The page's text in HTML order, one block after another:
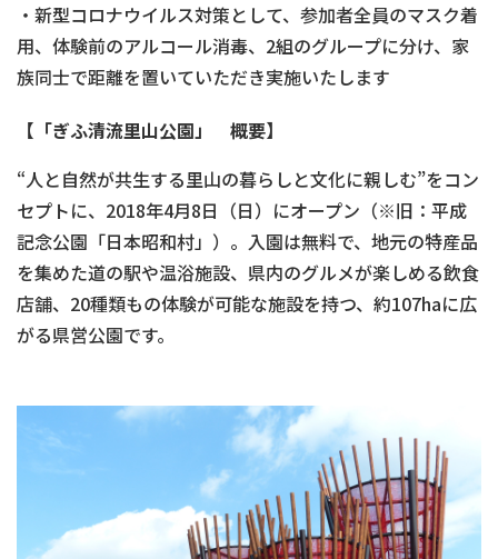
・新型コロナウイルス対策として、参加者全員のマスク着
用、体験前のアルコール消毒、2組のグループに分け、家
族同士で距離を置いていただき実施いたします
【「ぎふ清流里山公園」 概要】
“人と自然が共生する里山の暮らしと文化に親しむ”をコン
セプトに、2018年4月8日（日）にオープン（※旧：平成
記念公園「日本昭和村」）。入園は無料で、地元の特産品
を集めた道の駅や温浴施設、県内のグルメが楽しめる飲食
店舗、20種類もの体験が可能な施設を持つ、約107haに広
がる県営公園です。